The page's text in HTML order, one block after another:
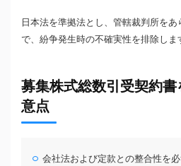
日本法を準拠法とし、管轄裁判所をあ
で、紛争発生時の不確実性を排除しま
募集株式総数引受契約
意点
会社法および定款との整合性を